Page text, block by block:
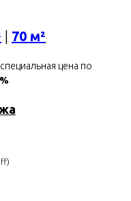
70 м²
цена по